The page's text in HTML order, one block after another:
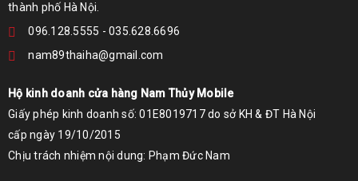
thành phố Hà Nội.
096.128.5555 - 035.628.6696
nam89thaiha@gmail.com
Hộ kinh doanh cửa hàng Nam Thủy Mobile
Giấy phép kinh doanh số: 01E8019717 do sở KH & ĐT Hà Nội
cấp ngày 19/10/2015
Chịu trách nhiệm nội dung: Phạm Đức Nam